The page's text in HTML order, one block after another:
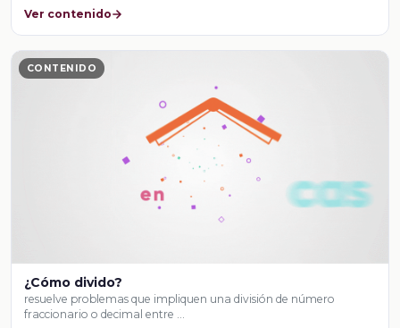
Ver contenido
CONTENIDO
¿Cómo divido?
resuelve problemas que impliquen una división de número
fraccionario o decimal entre …